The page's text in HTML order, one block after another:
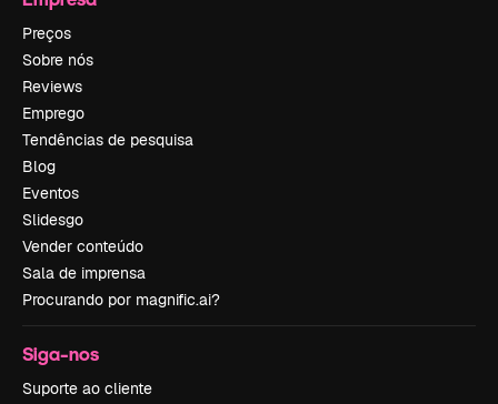
Preços
Sobre nós
Reviews
Emprego
Tendências de pesquisa
Blog
Eventos
Slidesgo
Vender conteúdo
Sala de imprensa
Procurando por magnific.ai?
Siga-nos
Suporte ao cliente